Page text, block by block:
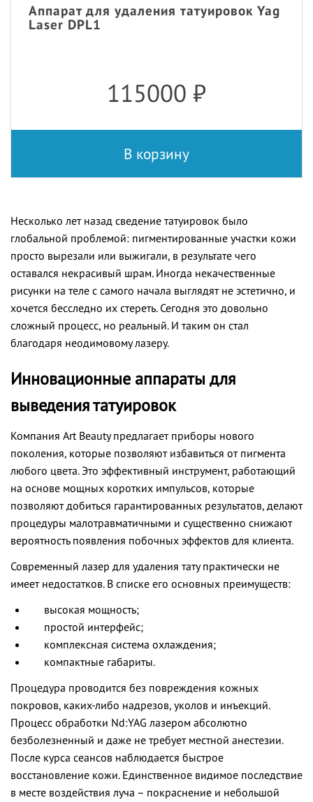
Аппарат для удаления татуировок Yag
Laser DPL1
115000 ₽
В корзину
Несколько лет назад сведение татуировок было
глобальной проблемой: пигментированные участки кожи
просто вырезали или выжигали, в результате чего
оставался некрасивый шрам. Иногда некачественные
рисунки на теле с самого начала выглядят не эстетично, и
хочется бесследно их стереть. Сегодня это довольно
сложный процесс, но реальный. И таким он стал
благодаря неодимовому лазеру.
Инновационные аппараты для
выведения татуировок
Компания Art Beauty предлагает приборы нового
поколения, которые позволяют избавиться от пигмента
любого цвета. Это эффективный инструмент, работающий
на основе мощных коротких импульсов, которые
позволяют добиться гарантированных результатов, делают
процедуры малотравматичными и существенно снижают
вероятность появления побочных эффектов для клиента.
Современный лазер для удаления тату практически не
имеет недостатков. В списке его основных преимуществ:
высокая мощность;
простой интерфейс;
комплексная система охлаждения;
компактные габариты.
Процедура проводится без повреждения кожных
покровов, каких-либо надрезов, уколов и инъекций.
Процесс обработки Nd:YAG лазером абсолютно
безболезненный и даже не требует местной анестезии.
После курса сеансов наблюдается быстрое
восстановление кожи. Единственное видимое последствие
в месте воздействия луча – покраснение и небольшой